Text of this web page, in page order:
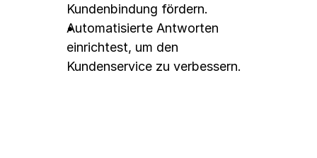
Kundenbindung fördern.
Automatisierte Antworten
einrichtest, um den
Kundenservice zu verbessern.